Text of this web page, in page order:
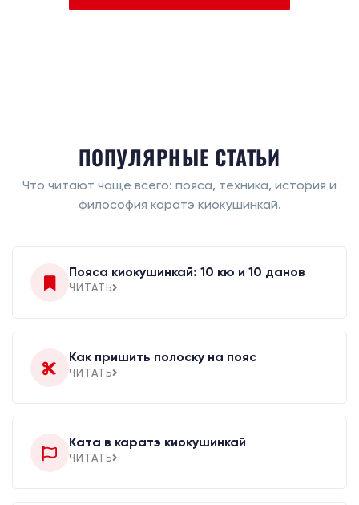
ПОПУЛЯРНЫЕ СТАТЬИ
Что читают чаще всего: пояса, техника, история и
философия каратэ киокушинкай.
Пояса киокушинкай: 10 кю и 10 данов
ЧИТАТЬ
Как пришить полоску на пояс
ЧИТАТЬ
Ката в каратэ киокушинкай
ЧИТАТЬ